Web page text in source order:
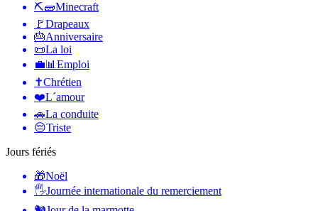
⛏🧱Minecraft
🚩Drapeaux
🎂Anniversaire
📜La loi
💼📊 Emploi
✝️Chrétien
❤️L´amour
🚗La conduite
😔Triste
Jours fériés
🎁Noël
🖐Journée internationale du remerciement